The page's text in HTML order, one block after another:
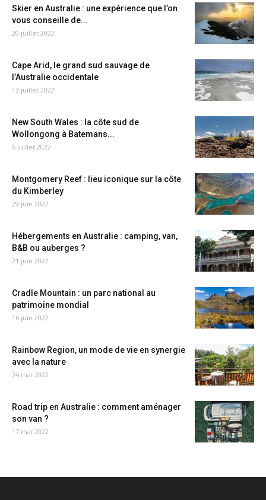
Skier en Australie : une expérience que l’on
vous conseille de...
20 juillet 2022
Cape Arid, le grand sud sauvage de
l’Australie occidentale
13 juillet 2022
New South Wales : la côte sud de
Wollongong à Batemans...
6 juillet 2022
Montgomery Reef : lieu iconique sur la côte
du Kimberley
29 juin 2022
Hébergements en Australie : camping, van,
B&B ou auberges ?
21 juin 2022
Cradle Mountain : un parc national au
patrimoine mondial
16 juin 2022
Rainbow Region, un mode de vie en synergie
avec la nature
24 mai 2022
Road trip en Australie : comment aménager
son van ?
17 mai 2022